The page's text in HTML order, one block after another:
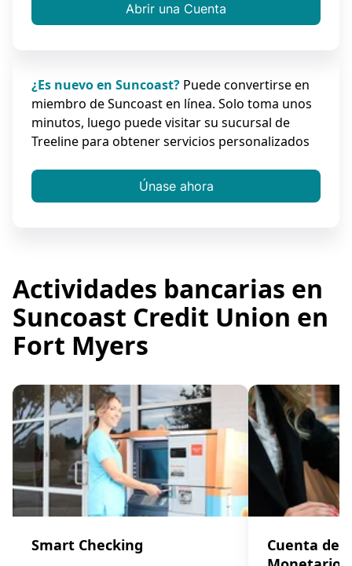
Abrir una Cuenta
¿Es nuevo en Suncoast? Puede convertirse en
miembro de Suncoast en línea. Solo toma unos
minutos, luego puede visitar su sucursal de
Treeline para obtener servicios personalizados
Únase ahora
Actividades bancarias en
Suncoast Credit Union en
Fort Myers
Smart Checking
Cuenta de